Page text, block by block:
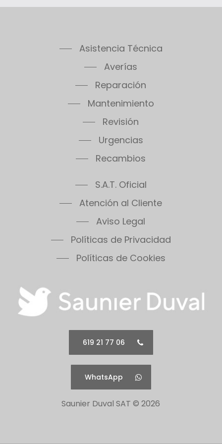
al cliente Saunier Duval en Bargas.
Asistencia Técnica
Averías
Reparación
Mantenimiento
Revisión
Urgencias
Recambios
S.A.T. Oficial
Atención al Cliente
Aviso Legal
Políticas de Privacidad
Políticas de Cookies
619 21 77 06
WhatsApp
Saunier Duval SAT ©2026